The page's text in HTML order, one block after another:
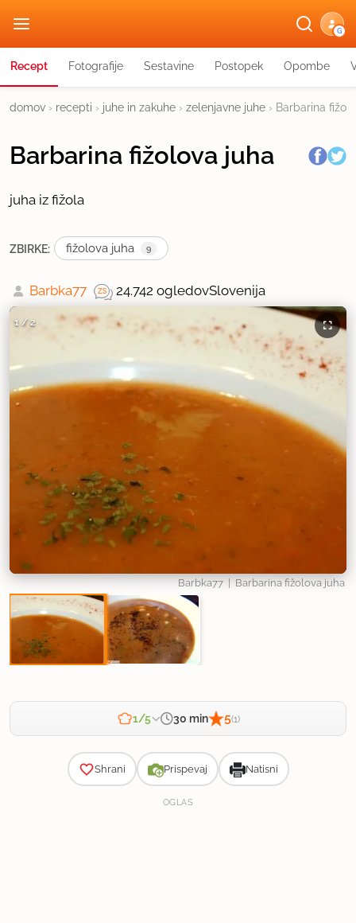
G
Recept Fotografije Sestavine Postopek Opombe
domov › recepti › juhe in zakuhe › zelenjavne juhe › Barbarina
Barbarina fižolova juha
juha iz fižola
ZBIRKE: fižolova juha 9
Barbka77 24.742 ogledovSlovenija
1 /2
Barbka77 | Barbarina fižolova juha
1/5 30 min 5(1)
Shrani Prispevaj Natisni
OGLAS